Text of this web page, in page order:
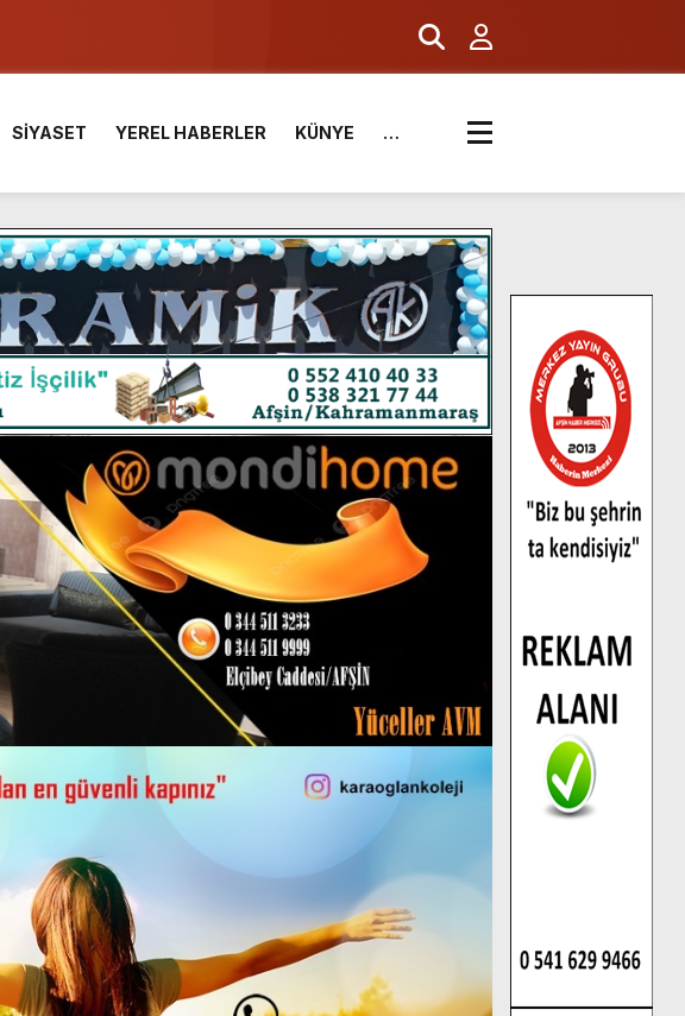
Araya Geldi.
olsun ziyareti.
SİYASET YEREL HABERLER KÜNYE …